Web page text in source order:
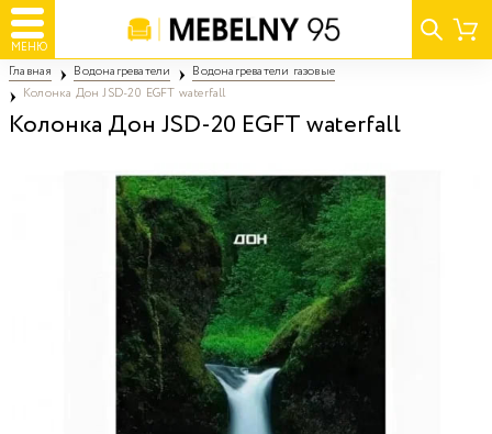
МЕНЮ
Главная Водонагреватели
Водонагреватели газовые
Колонка Дон JSD-20 EGFT waterfall
Колонка Дон JSD-20 EGFT waterfall